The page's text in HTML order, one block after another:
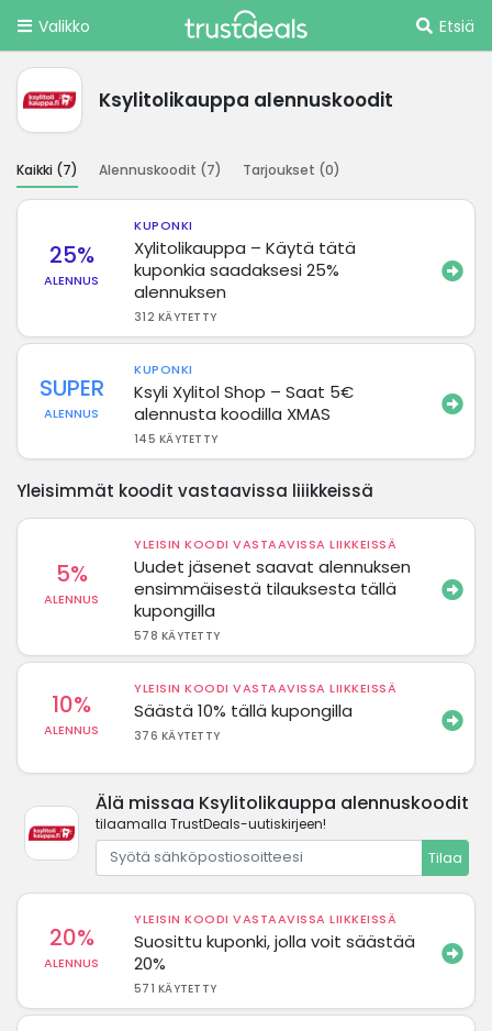
Valikko Etsiä
Ksylitolikauppa alennuskoodit
Kaikki (7) Alennuskoodit (7) Tarjoukset (0)
25%
ALENNUS
KUPONKI
Xylitolikauppa – Käytä tätä
kuponkia saadaksesi 25%
alennuksen
312 KÄYTETTY
SUPER
ALENNUS
KUPONKI
Ksyli Xylitol Shop – Saat 5€
alennusta koodilla XMAS
145 KÄYTETTY
Yleisimmät koodit vastaavissa liiikkeissä
5%
ALENNUS
YLEISIN KOODI VASTAAVISSA LIIKKEISSÄ
Uudet jäsenet saavat alennuksen
ensimmäisestä tilauksesta tällä
kupongilla
578 KÄYTETTY
10%
ALENNUS
YLEISIN KOODI VASTAAVISSA LIIKKEISSÄ
Säästä 10% tällä kupongilla
376 KÄYTETTY
Älä missaa Ksylitolikauppa alennuskoodit
tilaamalla TrustDeals-uutiskirjeen!
Tilaa
20%
ALENNUS
YLEISIN KOODI VASTAAVISSA LIIKKEISSÄ
Suosittu kuponki, jolla voit säästää
20%
571 KÄYTETTY